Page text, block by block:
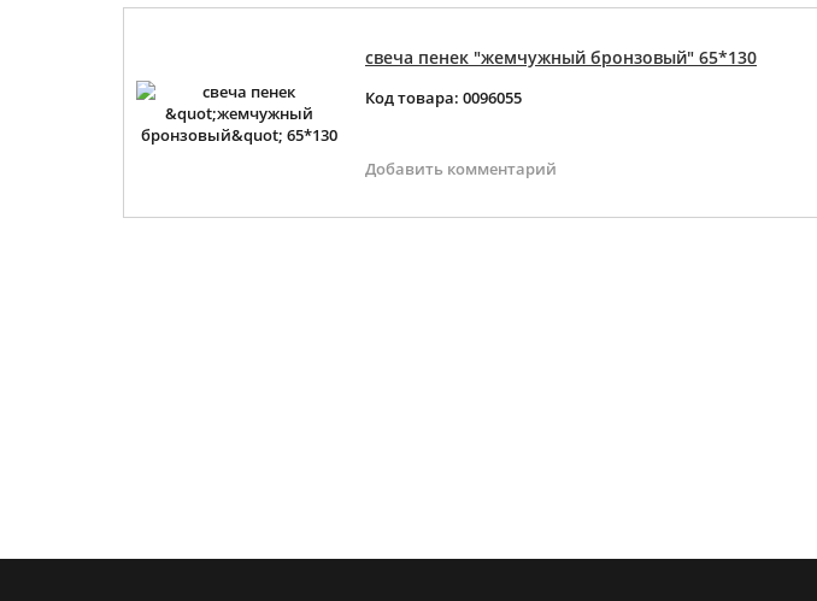
свеча пенек "жемчужный бронзовый" 65*130
Код товара: 0096055
Добавить комментарий